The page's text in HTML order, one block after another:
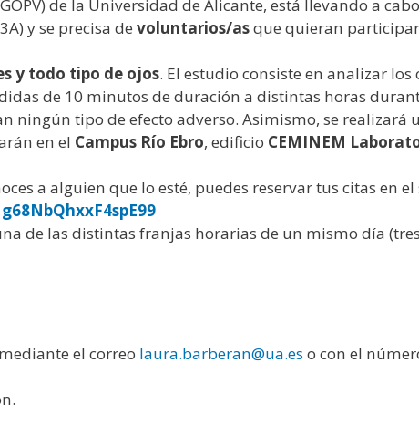
de la Universidad de Alicante, está llevando a
y se precisa devoluntarios/asque quieran
y todo tipo de ojos. El estudio consiste en analizar
de 10 minutos de duración a distintas horas
ningún tipo de efecto adverso. Asimismo, se realizará
en el Campus Río Ebro, edificio CEMINEM
a alguien que lo esté, puedes reservar tus citas en
de las distintas franjas horarias de un mismo día
el correo laura.barberan@ua.es o con el